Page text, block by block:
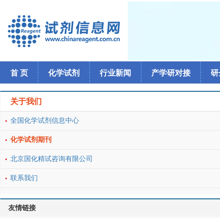
首 页 化学试剂 行业新闻 产学研对接 研
关于我们
全国化学试剂信息中心
化学试剂期刊
北京国化精试咨询有限公司
联系我们
友情链接